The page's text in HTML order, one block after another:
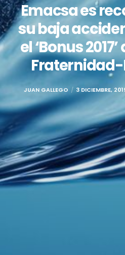
Emacsa es
su baja
el ‘Bonus
JUAN GALLEGO 3 DICIEMBRE,